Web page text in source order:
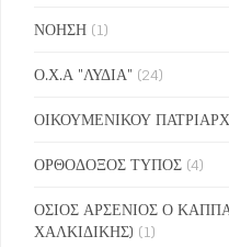
ΝΟΗΣΗ (1)
Ο.Χ.Α "ΛΥΔΙΑ" (24)
ΟΙΚΟΥΜΕΝΙΚΟΥ
ΟΡΘΟΔΟΞΟΣ ΤΥΠΟΣ (4)
ΟΣΙΟΣ ΑΡΣΕΝΙΟΣ Ο
ΧΑΛΚΙΔΙΚΗΣ) (1)